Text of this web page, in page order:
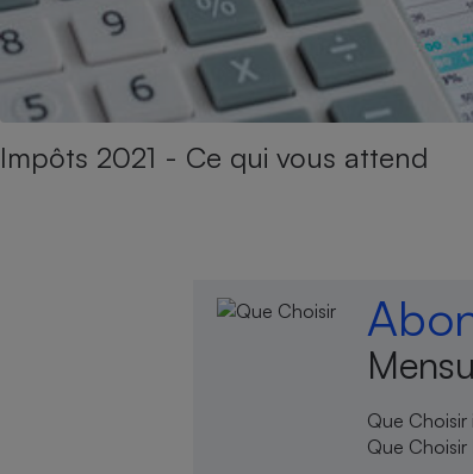
Impôts 2021 - Ce qui vous attend
Que
Que